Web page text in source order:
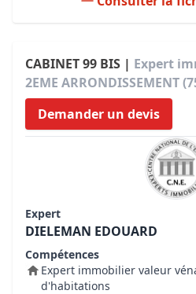
CABINET 99 BIS | Expert
2EME ARRONDISSEMENT
Demander un devis
Expert
DIELEMAN EDOUARD
Compétences
Expert immobilier valeur
d'habitations